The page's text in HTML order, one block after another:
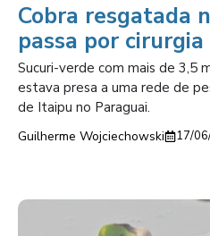
Cobra resgatada
passa por
Sucuri-verde com mais de 3,5
estava presa a uma rede de
de Itaipu no Paraguai.
Guilherme Wojciechowski 17/